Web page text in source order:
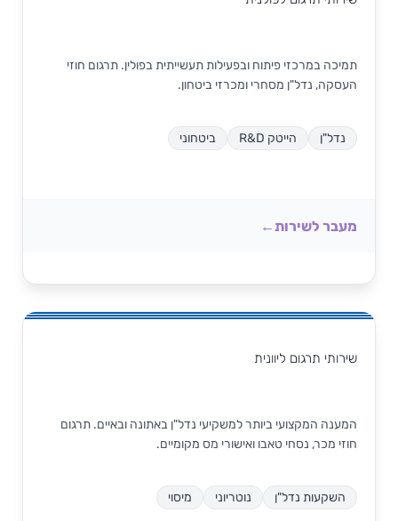
תמיכה במרכזי פיתוח ובפעילות תעשייתית בפולין. תרגום חוזי
העסקה, נדל"ן מסחרי ומכרזי ביטחון.
נדל"ן הייטק R&D ביטחוני
מעבר לשירות
שירותי תרגום ליוונית
המענה המקצועי ביותר למשקיעי נדל"ן באתונה ובאיים. תרגום
חוזי מכר, נסחי טאבו ואישורי מס מקומיים.
השקעות נדל"ן נוטריוני מיסוי